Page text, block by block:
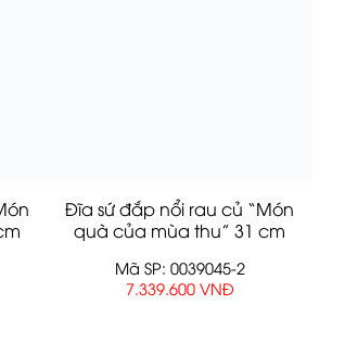
Đĩa sứ đắp nổi rau củ “Món
quà của mùa thu” 31 cm
Mã SP: 0039045-2
7.339.600 VNĐ